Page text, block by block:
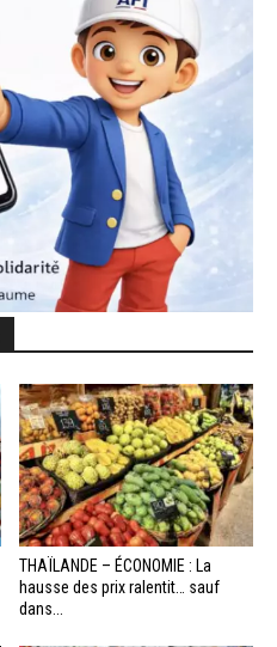
THAÏLANDE – ÉCONOMIE : La
hausse des prix ralentit… sauf
dans...